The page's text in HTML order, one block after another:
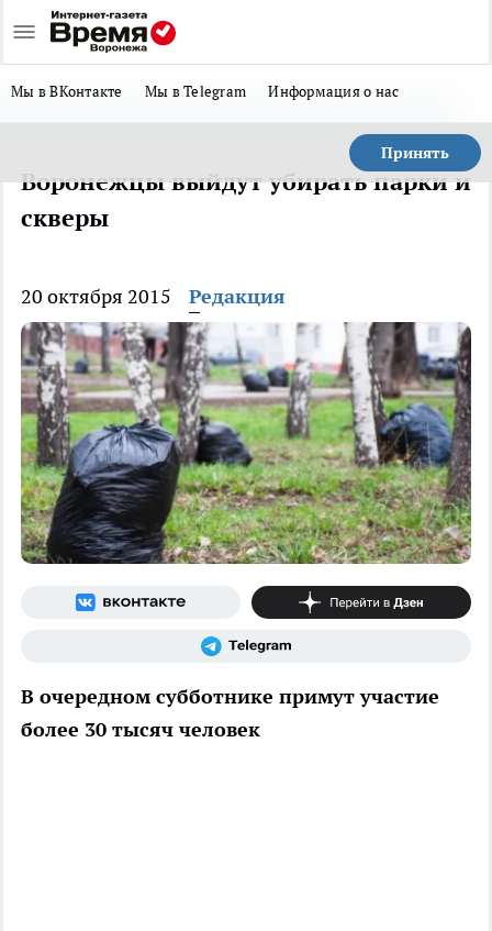
Мы в ВКонтакте Мы в Telegram Информация о нас
Принять
Воронежцы выйдут убирать парки и
скверы
20 октября 2015 Редакция
В очередном субботнике примут участие
более 30 тысяч человек